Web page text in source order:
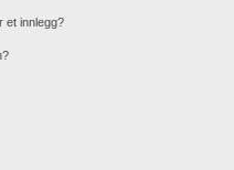
et innlegg?